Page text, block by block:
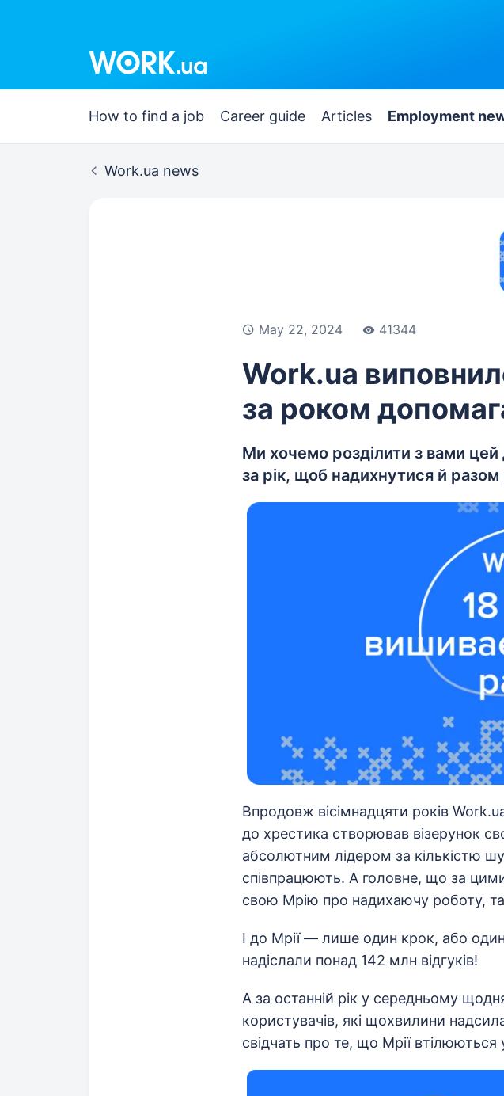
How to find a job Career guide Articles Employment
Work.ua news
May 22, 2024 41344
Work.ua
за роком
Ми хочемо розділити з вами цей
за рік, щоб надихнутися й
Впродовж вісімнадцяти років
до хрестика створював візерунок
абсолютним лідером за кількістю
співпрацюють. А головне, що за
свою Мрію про надихаючу роботу,
І до Мрії — лише один крок, або один
надіслали понад 142 млн відгуків!
А за останній рік у середньому
користувачів, які щохвилини
свідчать про те, що Мрії втілюються